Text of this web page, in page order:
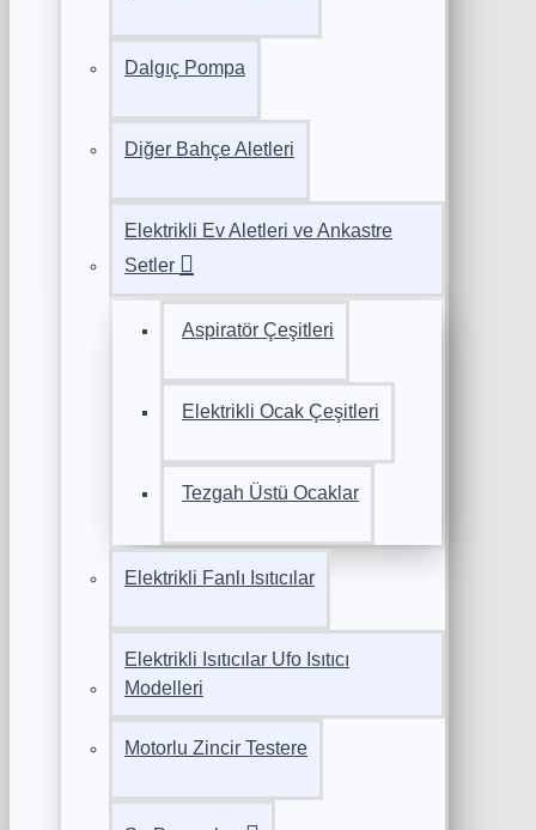
Dalgıç Pompa
Diğer Bahçe Aletleri
Elektrikli Ev Aletleri ve Ankastre
Setler
Aspiratör Çeşitleri
Elektrikli Ocak Çeşitleri
Tezgah Üstü Ocaklar
Elektrikli Fanlı Isıtıcılar
Elektrikli Isıtıcılar Ufo Isıtıcı
Modelleri
Motorlu Zincir Testere